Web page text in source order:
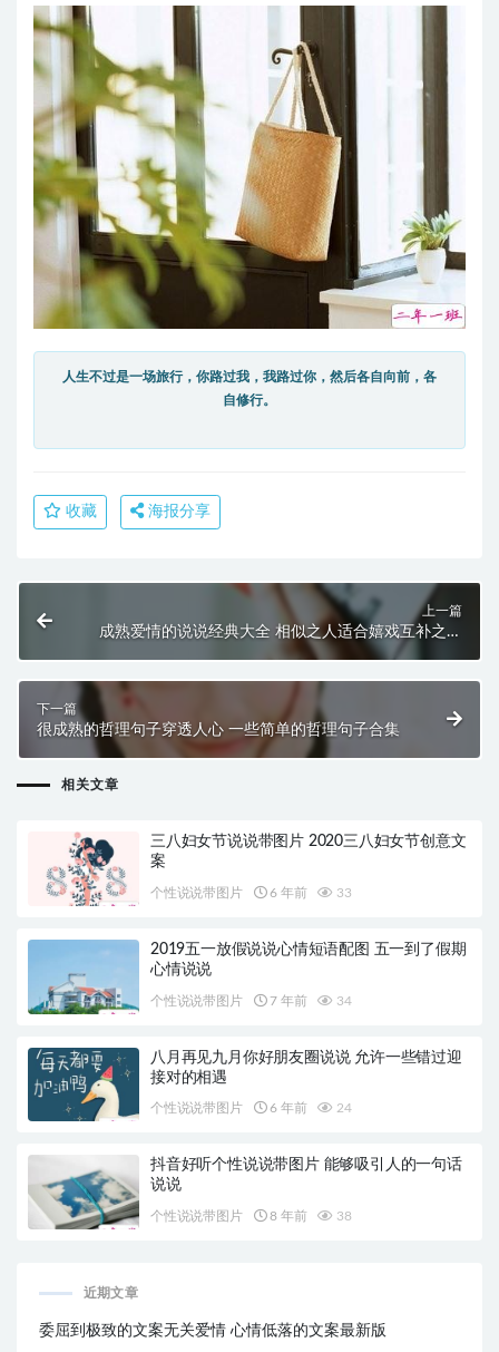
人生不过是一场旅行，你路过我，我路过你，然后各自向前，各
自修行。
收藏 海报分享
上一篇
成熟爱情的说说经典大全 相似之人适合嬉戏互补之人
适合终老
下一篇
很成熟的哲理句子穿透人心 一些简单的哲理句子合集
相关文章
三八妇女节说说带图片 2020三八妇女节创意文
案
个性说说带图片 6 年前 33
2019五一放假说说心情短语配图 五一到了假期
心情说说
个性说说带图片 7 年前 34
八月再见九月你好朋友圈说说 允许一些错过迎
接对的相遇
个性说说带图片 6 年前 24
抖音好听个性说说带图片 能够吸引人的一句话
说说
个性说说带图片 8 年前 38
近期文章
委屈到极致的文案无关爱情 心情低落的文案最新版